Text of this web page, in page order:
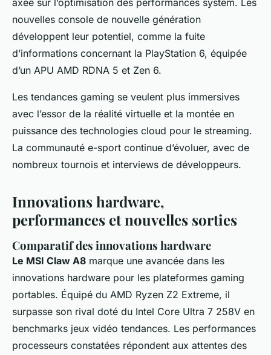
nouvelles console de nouvelle génération
développent leur potentiel, comme la fuite
d’informations concernant la PlayStation 6, équipée
d’un APU AMD RDNA 5 et Zen 6.
Les tendances gaming se veulent plus immersives
avec l’essor de la réalité virtuelle et la montée en
puissance des technologies cloud pour le streaming.
La communauté e-sport continue d’évoluer, avec de
nombreux tournois et interviews de développeurs.
Innovations hardware,
performances et nouvelles sorties
Comparatif des innovations hardware
Le MSI Claw A8 marque une avancée dans les
innovations hardware pour les plateformes gaming
portables. Équipé du AMD Ryzen Z2 Extreme, il
surpasse son rival doté du Intel Core Ultra 7 258V en
benchmarks jeux vidéo tendances. Les performances
processeurs constatées répondent aux attentes des